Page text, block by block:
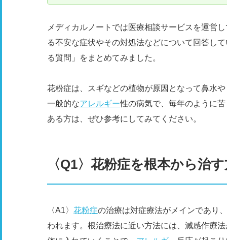
メディカルノートでは医療相談サービスを運営
る不安な症状やその対処法などについて回答し
る質問」をまとめてみました。
花粉症は、スギなどの植物が原因となって鼻水
一般的なアレルギー性の病気で、毎年のように
ある方は、ぜひ参考にしてみてください。
〈Q1〉花粉症を根本から治
〈A1〉 花粉症の治療は対症療法がメインであり
われます。根治療法に近い方法には、減感作療